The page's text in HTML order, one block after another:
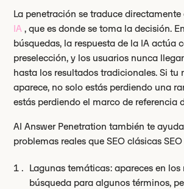
La penetración se traduce
IA , que es donde se toma la decisión.
búsquedas, la respuesta de la IA actúa
preselección, y los usuarios nunca
hasta los resultados tradicionales. Si tu
aparece, no solo estás perdiendo una
estás perdiendo el marco de referencia
AI Answer Penetration también te
problemas reales que SEO clásicas
Lagunas temáticas: apareces en los
búsqueda para algunos términos,